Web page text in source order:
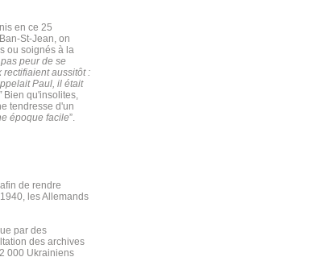
en ce 25
St-Jean, on
ou soignés à la
peur de se
aussitôt :
Paul, il était
Bien qu'insolites,
tendresse d'un
époque facile”.
de rendre
les Allemands
par des
des archives
000 Ukrainiens